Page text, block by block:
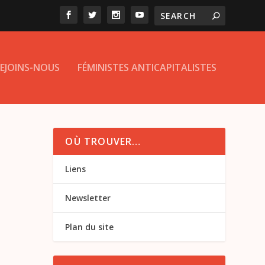
NOUS FÉMINISTES ANTICAPITALISTES
OÙ TROUVER…
Liens
Newsletter
Plan du site